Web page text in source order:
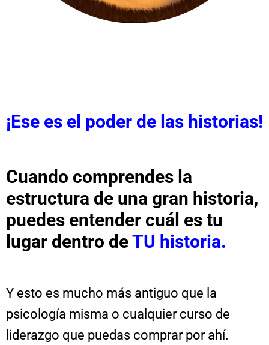
¡Ese es el poder de las historias!
Cuando comprendes la
estructura de una gran historia,
puedes entender cuál es tu
lugar dentro deTU historia.
Y esto es mucho más antiguo que la
psicología misma o cualquier curso de
liderazgo que puedas comprar por ahí.